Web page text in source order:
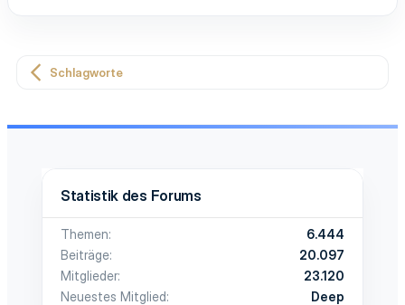
Schlagworte
Statistik des Forums
Themen
6.444
Beiträge
20.097
Mitglieder
23.120
Neuestes Mitglied
Deep